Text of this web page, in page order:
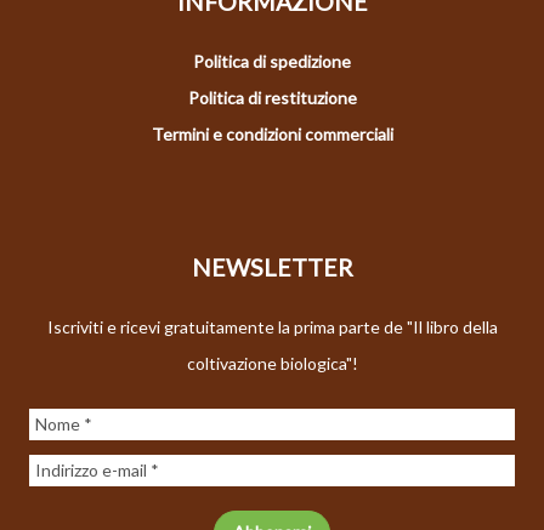
Politica di spedizione
Politica di restituzione
Termini e condizioni commerciali
NEWSLETTER
Iscriviti e ricevi gratuitamente la prima parte de "Il libro della
coltivazione biologica"!